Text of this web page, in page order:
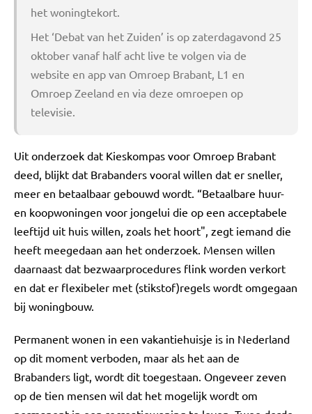
het woningtekort.
Het ‘Debat van het Zuiden’ is op zaterdagavond 25
oktober vanaf half acht live te volgen via de
website en app van Omroep Brabant, L1 en
Omroep Zeeland en via deze omroepen op
televisie.
Uit onderzoek dat Kieskompas voor Omroep Brabant
deed, blijkt dat Brabanders vooral willen dat er sneller,
meer en betaalbaar gebouwd wordt. “Betaalbare huur-
en koopwoningen voor jongelui die op een acceptabele
leeftijd uit huis willen, zoals het hoort", zegt iemand die
heeft meegedaan aan het onderzoek. Mensen willen
daarnaast dat bezwaarprocedures flink worden verkort
en dat er flexibeler met (stikstof)regels wordt omgegaan
bij woningbouw.
Permanent wonen in een vakantiehuisje is in Nederland
op dit moment verboden, maar als het aan de
Brabanders ligt, wordt dit toegestaan. Ongeveer zeven
op de tien mensen wil dat het mogelijk wordt om